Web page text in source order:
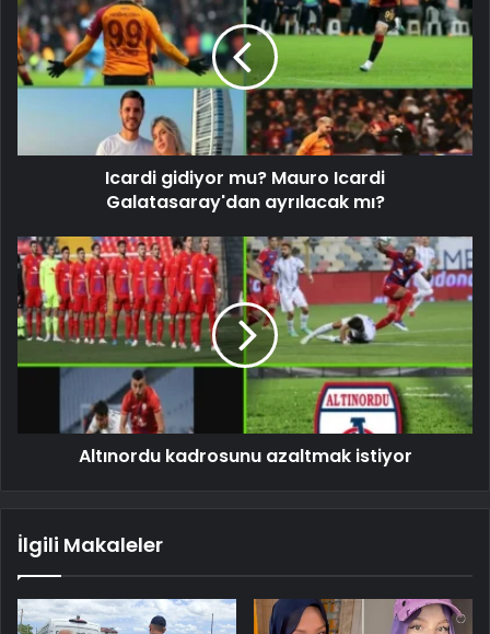
Icardi gidiyor mu? Mauro Icardi
Galatasaray'dan ayrılacak mı?
Altınordu kadrosunu azaltmak istiyor
İlgili Makaleler